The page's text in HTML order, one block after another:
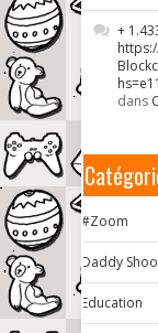
+
dans
#Zoom
Daddy
Education